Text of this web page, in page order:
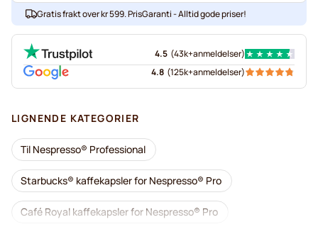
Gratis frakt over kr 599. PrisGaranti - Alltid gode priser!
4.5 (43k+anmeldelser)
4.8 (125k+anmeldelser)
LIGNENDE KATEGORIER
Til Nespresso® Professional
Starbucks® kaffekapsler for Nespresso® Pro
Café Royal kaffekapsler for Nespresso® Pro